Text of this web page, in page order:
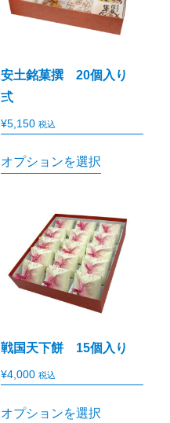
安土銘菓撰 20個入り
弍
¥5,150 税込
オプションを選択
戦国天下餅 15個入り
¥4,000 税込
オプションを選択